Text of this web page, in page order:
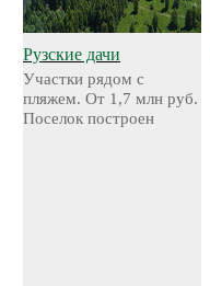
Рузские дачи
Участки рядом с
пляжем. От 1,7 млн руб.
Поселок построен